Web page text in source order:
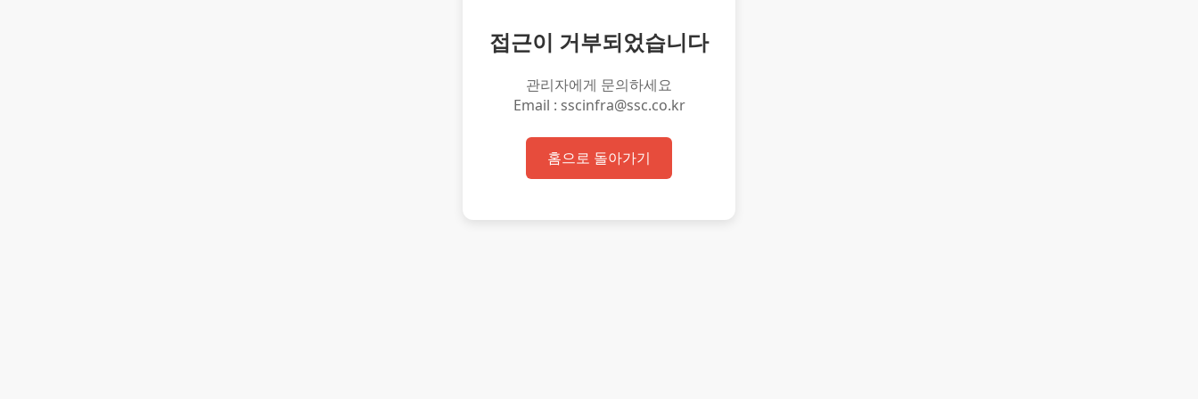
접근이 거부되었습니다
관리자에게 문의하세요
Email : sscinfra@ssc.co.kr
홈으로 돌아가기